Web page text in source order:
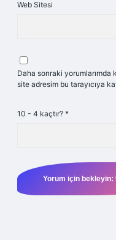
Web Sitesi
Daha sonraki yorumlarımda
site adresim bu tarayıcıya
10 - 4 kaçtır? *